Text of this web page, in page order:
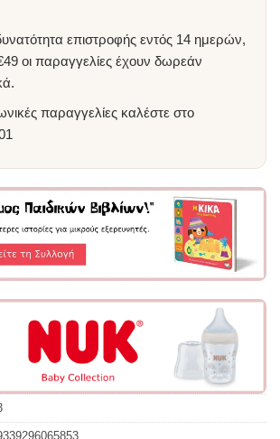
επιστροφής εντός 14 ημερών,
οι παραγγελίες έχουν δωρεάν
παραγγελίες καλέστε στο